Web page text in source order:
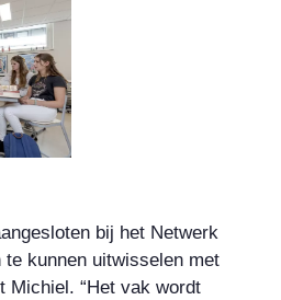
bij het Netwerk
kunnen uitwisselen met
Michiel. “Het vak wordt